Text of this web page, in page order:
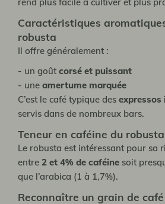
Caractéristiques
robusta
Il offre généralement :
- un goût corsé et puissant
- une amertume marquée
C’est le café typique des expressos
servis dans de nombreux bars.
Teneur en caféine du robusta
Le robusta est intéressant pour sa
entre 2 et 4% de caféine soit
que l’arabica (1 à 1,7%).
Reconnaître un grain de